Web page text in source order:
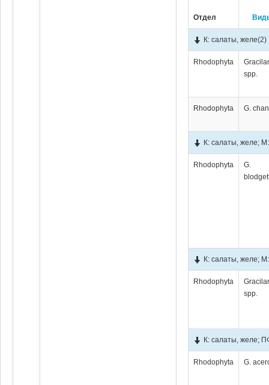
Отдел
К: салаты, желе(2)
Rhodophyta
spp.
Rhodophyta G.
К: салаты, желе;
Rhodophyta
G.
К: салаты, желе;
Rhodophyta
spp.
К: салаты, желе;
Rhodophyta G.